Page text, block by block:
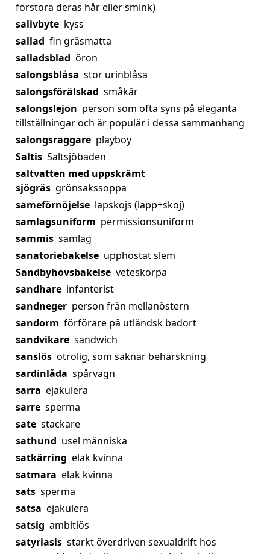
förstöra deras hår eller smink)
salivbyte kyss
sallad fin gräsmatta
salladsblad öron
salongsblåsa stor urinblåsa
salongsförälskad småkär
salongslejon person som ofta syns på eleganta
tillställningar och är populär i dessa sammanhang
salongsraggare playboy
Saltis Saltsjöbaden
saltvatten med uppskrämt
sjögräs grönsakssoppa
sameförnöjelse lapskojs (lapp+skoj)
samlagsuniform permissionsuniform
sammis samlag
sanatoriebakelse upphostat slem
Sandbyhovsbakelse veteskorpa
sandhare infanterist
sandneger person från mellanöstern
sandorm förförare på utländsk badort
sandvikare sandwich
sanslös otrolig, som saknar behärskning
sardinlåda spårvagn
sarra ejakulera
sarre sperma
sate stackare
sathund usel människa
satkärring elak kvinna
satmara elak kvinna
sats sperma
satsa ejakulera
satsig ambitiös
satyriasis starkt överdriven sexualdrift hos